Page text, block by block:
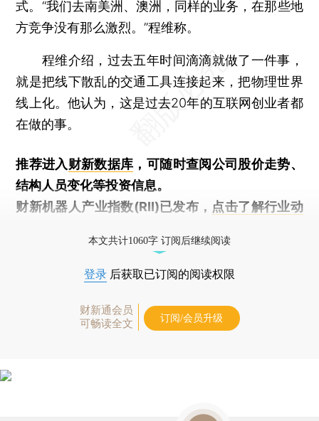
式。“我们去南美洲、澳洲，同样的业务，在那些地
方竞争没有那么激烈。”程维称。
程维介绍，过去五年时间滴滴就做了一件事，
就是把线下散乱的交通工具连接起来，把物理世界
线上化。他认为，这是过去20年的互联网创业者都
在做的事。
推荐进入财新数据库 ，可随时查阅公司股价走势、
结构人员变化等投资信息。
财新机器人产业指数(RII)已发布， 点击了解行业动
本文共计1060字 订阅后继续阅读
登录 后获取已订阅的阅读权限
财新通会员
可畅读全文
订阅/会员升级